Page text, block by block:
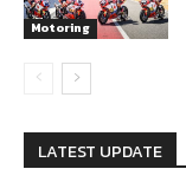
Motoring
LATEST UPDATE